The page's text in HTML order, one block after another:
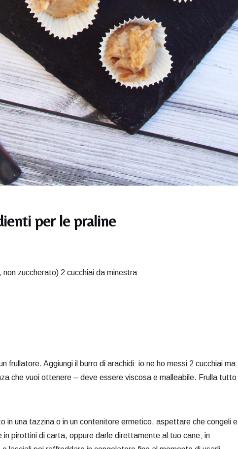
per le praline
non zuccherato) 2 cucchiai da minestra
frullatore. Aggiungi il burro di arachidi: io ne ho messi 2 cucchiai ma
che vuoi ottenere – deve essere viscosa e malleabile. Frulla tutto
in una tazzina o in un contenitore ermetico, aspettare che congeli e
in pirottini di carta, oppure darle direttamente al tuo cane; in